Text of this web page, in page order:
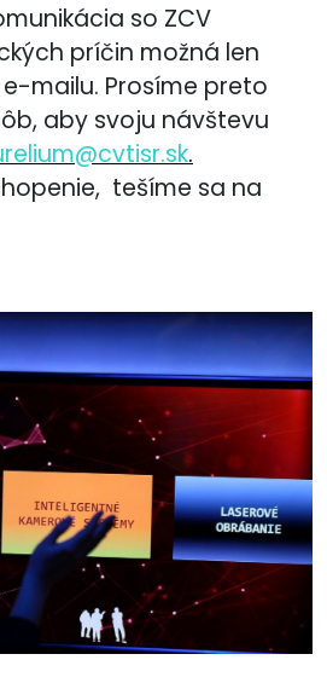
so ZCV
príčin možná len
mailu. Prosíme preto
aby svoju návštevu
.
tešíme sa na